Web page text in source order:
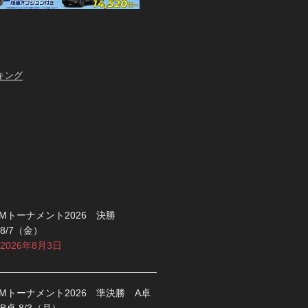
ング
トーナメント2026 決勝
8/7（金）
2026年8月3日
トーナメント2026 準決勝 A卓